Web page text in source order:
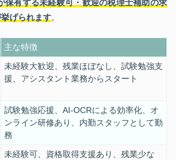
保有する未経験可・歓迎の税理士補助の求
げられます。
主な特徴
未経験大歓迎、残業ほぼなし、試験勉強支
援、アシスタント業務からスタート
試験勉強応援、AI-OCRによる効率化、オ
ンライン研修あり、内勤スタッフとして勤
務
未経験可、資格取得支援あり、残業少な